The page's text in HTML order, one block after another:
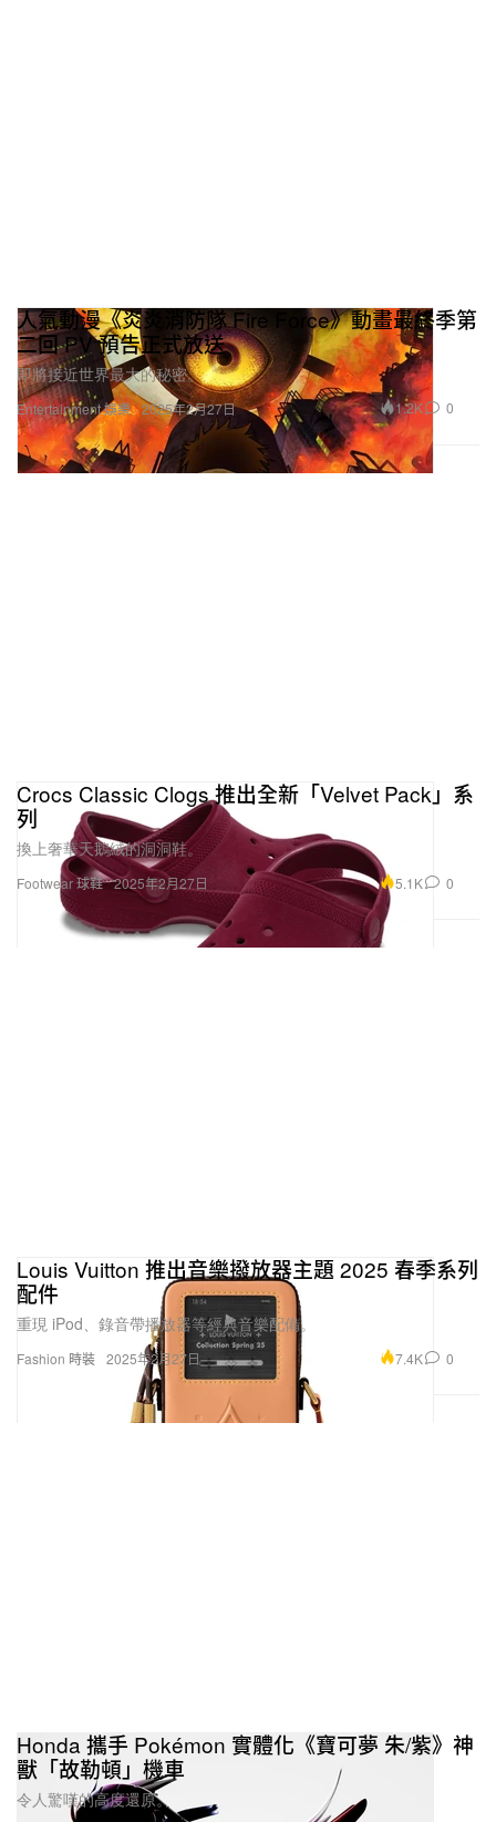
Entertainment 娛樂
人氣動漫《炎炎消防隊 Fire Force》動畫最終季第
二回 PV 預告正式放送
即將接近世界最大的秘密。
2025年2月27日 1.2K 0
Footwear 球鞋
Crocs Classic Clogs 推出全新「Velvet Pack」系
列
換上奢華天鵝絨的洞洞鞋。
2025年2月27日 5.1K 0
Fashion 時裝
Louis Vuitton 推出音樂撥放器主題 2025 春季系列
配件
重現 iPod、錄音帶播放器等經典音樂配備。
2025年2月27日 7.4K 0
Honda 攜手 Pokémon 實體化《寶可夢 朱/紫》神
獸「故勒頓」機車
令人驚嘆的高度還原。